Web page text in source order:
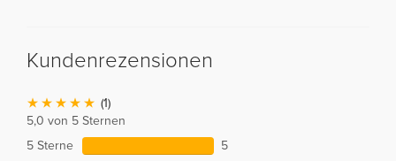
Kundenrezensionen
(1)
5,0 von 5 Sternen
5 Sterne
5